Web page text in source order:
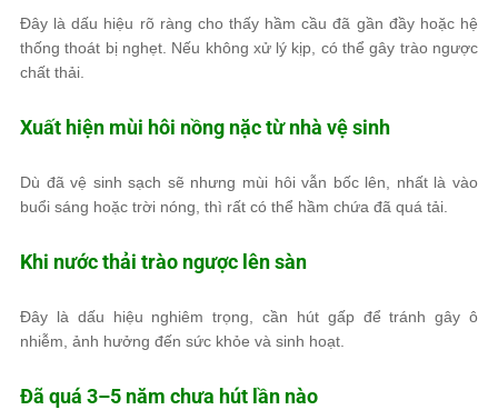
Đây là dấu hiệu rõ ràng cho thấy hầm cầu đã gần đầy hoặc hệ
thống thoát bị nghẹt. Nếu không xử lý kịp, có thể gây trào ngược
chất thải.
Xuất hiện mùi hôi nồng nặc từ nhà vệ sinh
Dù đã vệ sinh sạch sẽ nhưng mùi hôi vẫn bốc lên, nhất là vào
buổi sáng hoặc trời nóng, thì rất có thể hầm chứa đã quá tải.
Khi nước thải trào ngược lên sàn
Đây là dấu hiệu nghiêm trọng, cần hút gấp để tránh gây ô
nhiễm, ảnh hưởng đến sức khỏe và sinh hoạt.
Đã quá 3–5 năm chưa hút lần nào